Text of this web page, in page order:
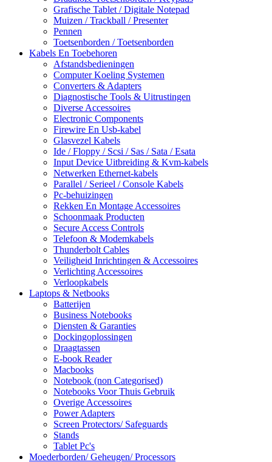
Grafische Tablet / Digitale Notepad
Muizen / Trackball / Presenter
Pennen
Toetsenborden / Toetsenborden
Kabels En Toebehoren
Afstandsbedieningen
Computer Koeling Systemen
Converters & Adapters
Diagnostische Tools & Uitrustingen
Diverse Accessoires
Electronic Components
Firewire En Usb-kabel
Glasvezel Kabels
Ide / Floppy / Scsi / Sas / Sata / Esata
Input Device Uitbreiding & Kvm-kabels
Netwerken Ethernet-kabels
Parallel / Serieel / Console Kabels
Pc-behuizingen
Rekken En Montage Accessoires
Schoonmaak Producten
Secure Access Controls
Telefoon & Modemkabels
Thunderbolt Cables
Veiligheid Inrichtingen & Accessoires
Verlichting Accessoires
Verloopkabels
Laptops & Netbooks
Batterijen
Business Notebooks
Diensten & Garanties
Dockingoplossingen
Draagtassen
E-book Reader
Macbooks
Notebook (non Categorised)
Notebooks Voor Thuis Gebruik
Overige Accessoires
Power Adapters
Screen Protectors/ Safeguards
Stands
Tablet Pc's
Moederborden/ Geheugen/ Processors